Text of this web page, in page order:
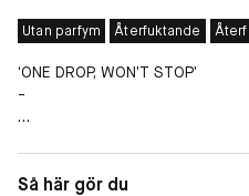
Utan parfym Återfuktande
‘ONE DROP, WON’T STOP’
-
perfekt mängd rouge för ett
Så här gör du